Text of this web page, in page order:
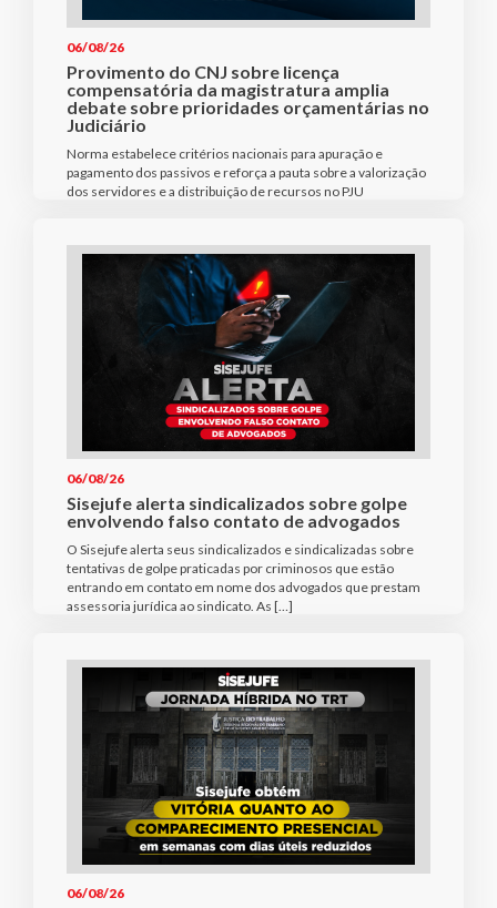
06/08/26
Provimento do CNJ sobre licença
compensatória da magistratura amplia
debate sobre prioridades orçamentárias no
Judiciário
Norma estabelece critérios nacionais para apuração e
pagamento dos passivos e reforça a pauta sobre a valorização
dos servidores e a distribuição de recursos no PJU
06/08/26
Sisejufe alerta sindicalizados sobre golpe
envolvendo falso contato de advogados
O Sisejufe alerta seus sindicalizados e sindicalizadas sobre
tentativas de golpe praticadas por criminosos que estão
entrando em contato em nome dos advogados que prestam
assessoria jurídica ao sindicato. As […]
06/08/26